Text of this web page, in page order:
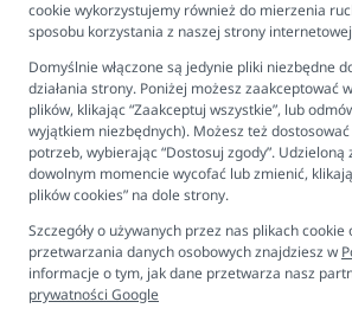
Newsletter
Ustawienia plików cookies
Biuro obsługi klienta
Pon. - Pt. 9:00 - 16:00
cookie wykorzystujemy również do mierzenia
sposobu korzystania z naszej strony
Domyślnie włączone są jedynie pliki niezbędne
działania strony. Poniżej możesz zaakceptować
plików, klikając “Zaakceptuj wszystkie”, lub
wyjątkiem niezbędnych). Możesz też
potrzeb, wybierając “Dostosuj zgody”. Udzieloną
dowolnym momencie wycofać lub zmienić,
plików cookies” na dole strony.
Szczegóły o używanych przez nas plikach
przetwarzania danych osobowych znajdziesz w
informacje o tym, jak dane przetwarza nasz
prywatności Google